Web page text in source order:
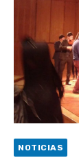
UOH y
Hospital de
alianza para
Rector y
Valparaíso
NOTICIAS